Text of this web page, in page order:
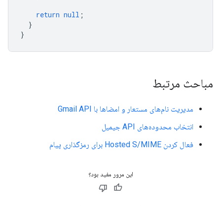
return null ;
}
}
مباحث مرتبط
مدیریت نام‌های مستعار و امضاها با Gmail API
انتخاب محدوده‌های API جیمیل
فعال کردن Hosted S/MIME برای رمزگذاری پیام
این مرور مفید بود؟